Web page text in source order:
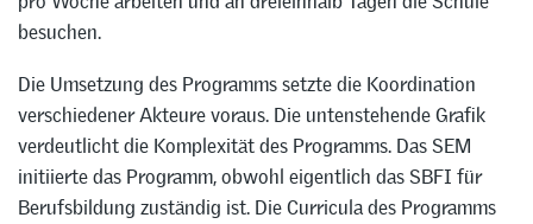
besuchen.
Die Umsetzung des Programms setzte die Koordination
verschiedener Akteure voraus. Die untenstehende Grafik
verdeutlicht die Komplexität des Programms. Das SEM
initiierte das Programm, obwohl eigentlich das SBFI für
Berufsbildung zuständig ist. Die Curricula des Programms